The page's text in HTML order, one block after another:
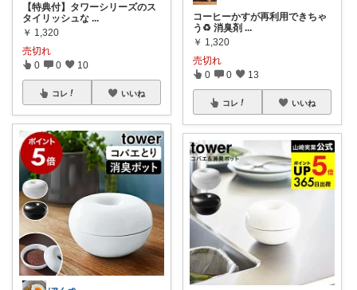
【特典付】タワーシリーズのス
タイリッシュな ...
￥ 1,320
売切れ
0 0 10
コレ いいね
コーヒーかすが再利用できちゃ
う♻️ 消臭剤 ...
￥ 1,320
売切れ
0 0 13
コレ いいね